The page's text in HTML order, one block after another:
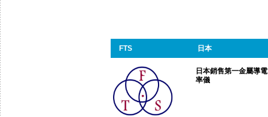
FTS 日本
日本銷售第一金屬導電
率儀